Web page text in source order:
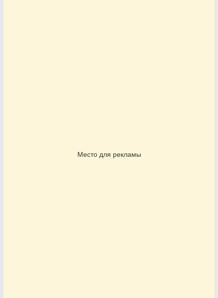
Место для рекламы